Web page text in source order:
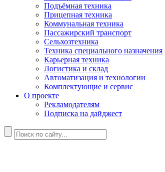
Подъёмная техника
Прицепная техника
Коммунальная техника
Пассажирский транспорт
Сельхозтехника
Техника специального назначения
Карьерная техника
Логистика и склад
Автоматизация и технологии
Комплектующие и сервис
О проекте
Рекламодателям
Подписка на дайджест